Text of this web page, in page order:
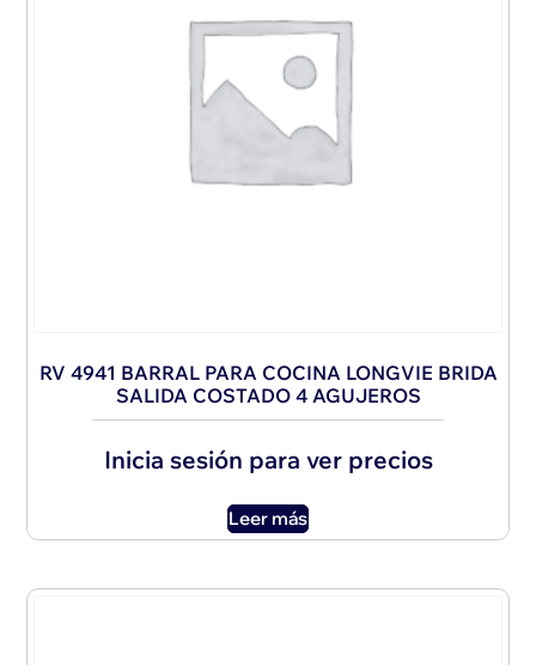
RV 4941 BARRAL PARA COCINA LONGVIE BRIDA
SALIDA COSTADO 4 AGUJEROS
Inicia sesión para ver precios
Leer más